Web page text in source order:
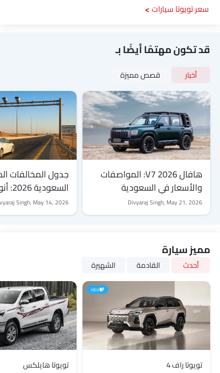
سعر تويوتا سيارات
قد تكون مهتمًا أيضًا بـ
أخبار قصص مميزة
هافال V7 2026: المواصفات
والأسعار في السعودية
Divyaraj Singh, May 21, 2026
جدول المخالفات
والاعتراضSingh, May 14, 2026
مميز سيارة
أحدث القادمة الشهيرة
HEV
تويوتا راف 4 تويوتا هايلكس